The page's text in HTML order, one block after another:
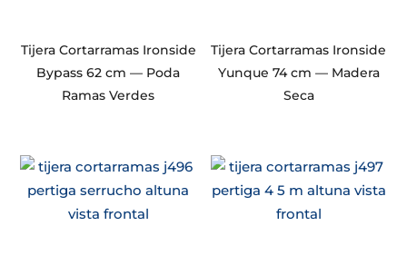
Tijera Cortarramas Ironside
Bypass 62 cm — Poda
Ramas Verdes
Tijera Cortarramas Ironside
Yunque 74 cm — Madera
Seca